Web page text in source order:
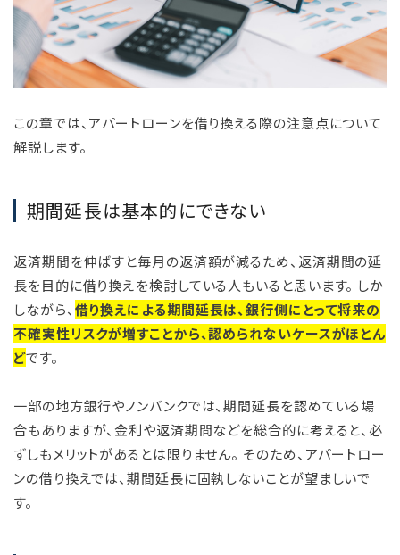
この章では、アパートローンを借り換える際の注意点について
解説します。
期間延長は基本的にできない
返済期間を伸ばすと毎月の返済額が減るため、返済期間の延
長を目的に借り換えを検討している人もいると思います。 しか
しながら、 借り換えによる期間延長は、銀行側にとって将来の
不確実性リスクが増すことから、認められないケースがほとん
どです。
一部の地方銀行やノンバンクでは、期間延長を認めている場
合もありますが、金利や返済期間などを総合的に考えると、必
ずしもメリットがあるとは限りません。 そのため、アパートロー
ンの借り換えでは、期間延長に固執しないことが望ましいで
す。